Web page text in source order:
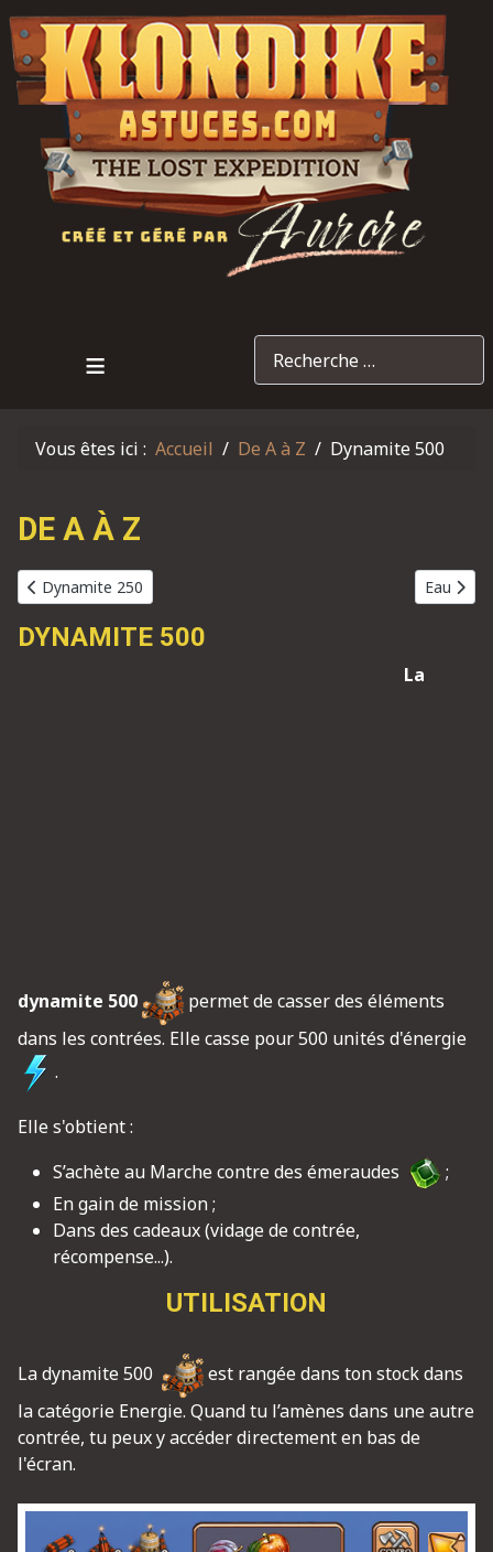
≡ Recherche
Vous êtes ici : Accueil De A à Z Dynamite 500
DE A À Z
Article précédent : Dynamite 250
Dynamite 250 Article
Eau
DYNAMITE 500
La
dynamite 500
permet de casser des éléments
dans les contrées. Elle casse pour 500 unités d'énergie
.
Elle s'obtient :
S’achète au Marche contre des émeraudes
;
En gain de mission ;
Dans des cadeaux (vidage de contrée,
récompense...).
UTILISATION
La dynamite 500
est rangée dans ton stock dans
la catégorie Energie. Quand tu l’amènes dans une autre
contrée, tu peux y accéder directement en bas de
l'écran.